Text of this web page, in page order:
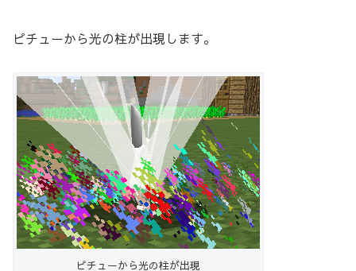
ピチューから光の柱が出現します。
ピチューから光の柱が出現